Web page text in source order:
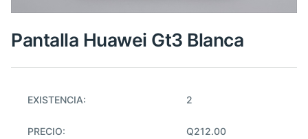
Pantalla Huawei Gt3 Blanca
EXISTENCIA: 2
PRECIO: Q212.00